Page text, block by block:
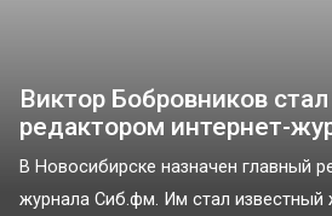
Виктор Бобровников
редактором интернет-
В Новосибирске назначен главный
журнала Сиб.фм. Им стал известный